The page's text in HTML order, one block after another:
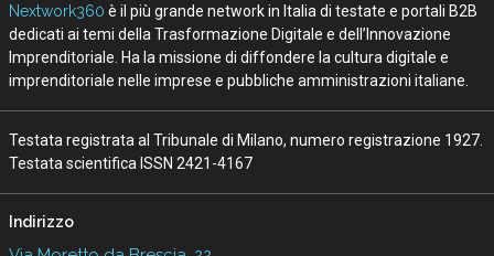
Nextwork360 è il più grande network in Italia di testate e portali B2B
dedicati ai temi della Trasformazione Digitale e dell’Innovazione
Imprenditoriale. Ha la missione di diffondere la cultura digitale e
imprenditoriale nelle imprese e pubbliche amministrazioni italiane.
Testata registrata al Tribunale di Milano, numero registrazione 1927.
Testata scientifica ISSN 2421-4167
Indirizzo